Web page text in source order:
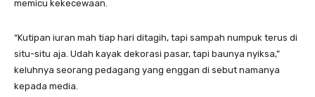
memicu kekecewaan.
“Kutipan iuran mah tiap hari ditagih, tapi sampah numpuk terus di
situ-situ aja. Udah kayak dekorasi pasar, tapi baunya nyiksa,”
keluhnya seorang pedagang yang enggan di sebut namanya
kepada media.